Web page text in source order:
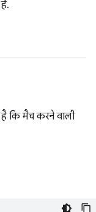
है कि मैच करने वाली